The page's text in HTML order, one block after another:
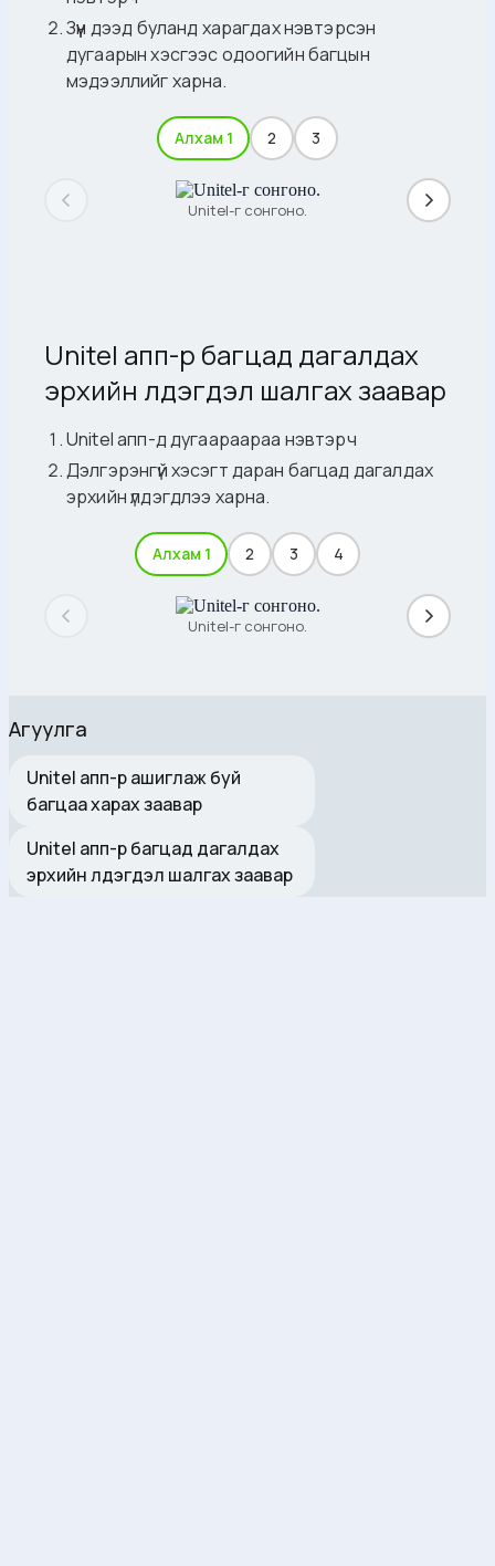
Зүүн дээд буланд харагдах нэвтэрсэн
дугаарын хэсгээс одоогийн багцын
мэдээллийг харна.
Алхам 1 2 3
Unitel-г сонгоно.
Unitel апп-р багцад дагалдах
эрхийн үлдэгдэл шалгах заавар
Unitel апп-д дугаараараа нэвтэрч
Дэлгэрэнгүй хэсэгт даран багцад дагалдах
эрхийн үлдэгдлээ харна.
Алхам 1 2 3 4
Unitel-г сонгоно.
Агуулга
Unitel апп-р ашиглаж буй
багцаа харах заавар
Unitel апп-р багцад дагалдах
эрхийн үлдэгдэл шалгах заавар